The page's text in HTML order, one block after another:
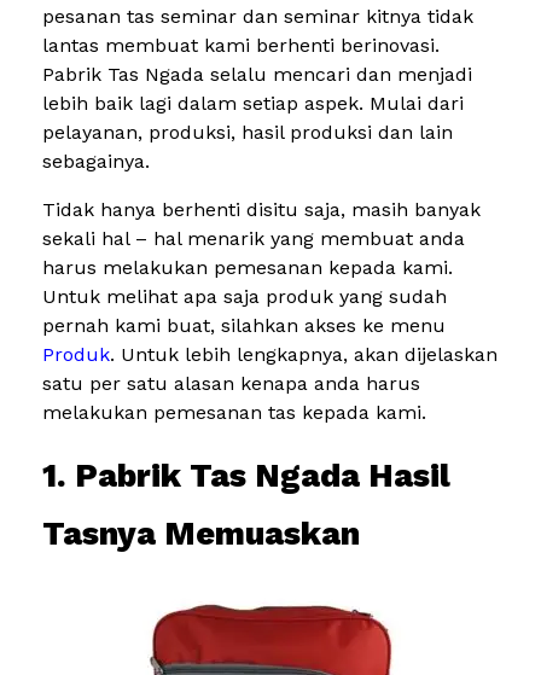
pesanan tas seminar dan seminar kitnya tidak
lantas membuat kami berhenti berinovasi.
Pabrik Tas Ngada selalu mencari dan menjadi
lebih baik lagi dalam setiap aspek. Mulai dari
pelayanan, produksi, hasil produksi dan lain
sebagainya.
Tidak hanya berhenti disitu saja, masih banyak
sekali hal – hal menarik yang membuat anda
harus melakukan pemesanan kepada kami.
Untuk melihat apa saja produk yang sudah
pernah kami buat, silahkan akses ke menu
Produk. Untuk lebih lengkapnya, akan dijelaskan
satu per satu alasan kenapa anda harus
melakukan pemesanan tas kepada kami.
1. Pabrik Tas Ngada Hasil
Tasnya Memuaskan